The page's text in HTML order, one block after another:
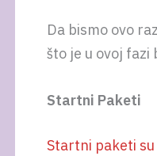
Da bismo ovo
što je u ovoj fazi
Startni Paketi
Startni paketi